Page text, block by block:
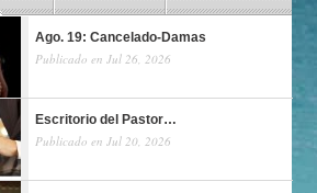
Ago. 19: Cancelado-Damas
Publicado en Jul 26, 2026
Escritorio del Pastor…
Publicado en Jul 20, 2026